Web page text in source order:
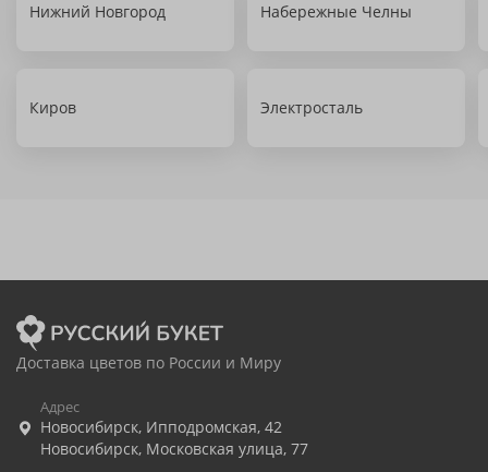
Нижний Новгород Набережные Челны
Киров Электросталь
Доставка цветов по России и Миру
Адрес
Новосибирск, Ипподромская, 42
Новосибирск, Московская улица, 77